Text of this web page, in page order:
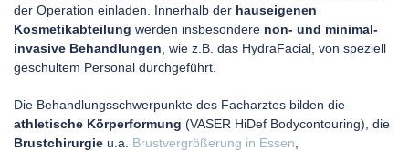
der Operation einladen. Innerhalb der hauseigenen
Kosmetikabteilung werden insbesondere non- und minimal-
invasive Behandlungen , wie z.B. das HydraFacial, von speziell
geschultem Personal durchgeführt.
Die Behandlungsschwerpunkte des Facharztes bilden die
athletische Körperformung (VASER HiDef Bodycontouring), die
Brustchirurgie u.a. Brustvergrößerung in Essen